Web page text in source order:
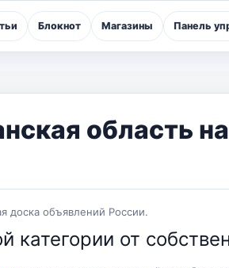
Блокнот Магазины Панель
область
доска объявлений России.
от